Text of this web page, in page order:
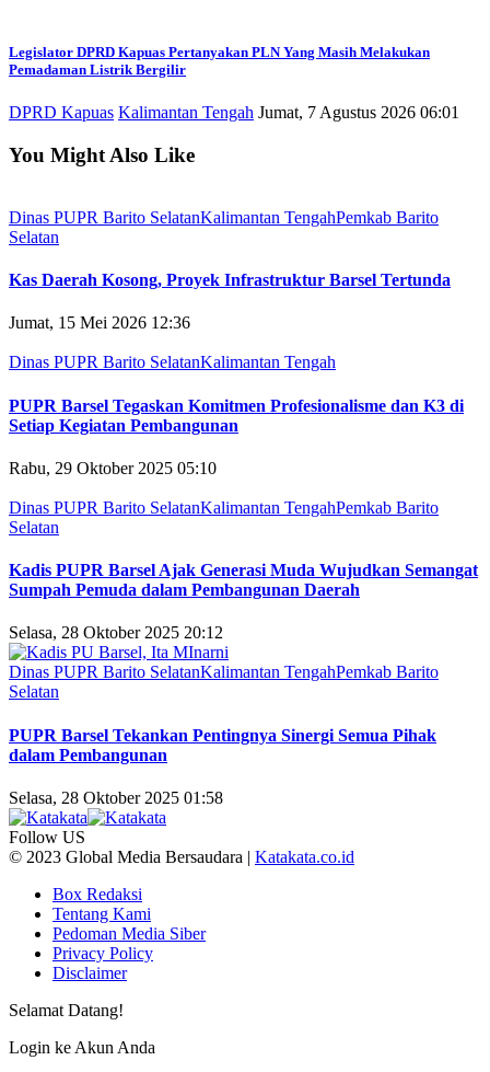
Legislator DPRD Kapuas Pertanyakan PLN Yang Masih Melakukan
Pemadaman Listrik Bergilir
DPRD Kapuas Kalimantan Tengah Jumat, 7 Agustus 2026 06:01
You Might Also Like
Dinas PUPR Barito SelatanKalimantan TengahPemkab Barito
Selatan
Kas Daerah Kosong, Proyek Infrastruktur Barsel Tertunda
Jumat, 15 Mei 2026 12:36
Dinas PUPR Barito SelatanKalimantan Tengah
PUPR Barsel Tegaskan Komitmen Profesionalisme dan K3 di
Setiap Kegiatan Pembangunan
Rabu, 29 Oktober 2025 05:10
Dinas PUPR Barito SelatanKalimantan TengahPemkab Barito
Selatan
Kadis PUPR Barsel Ajak Generasi Muda Wujudkan Semangat
Sumpah Pemuda dalam Pembangunan Daerah
Selasa, 28 Oktober 2025 20:12
Dinas PUPR Barito SelatanKalimantan TengahPemkab Barito
Selatan
PUPR Barsel Tekankan Pentingnya Sinergi Semua Pihak
dalam Pembangunan
Selasa, 28 Oktober 2025 01:58
Follow US
© 2023 Global Media Bersaudara | Katakata.co.id
Box Redaksi
Tentang Kami
Pedoman Media Siber
Privacy Policy
Disclaimer
Selamat Datang!
Login ke Akun Anda